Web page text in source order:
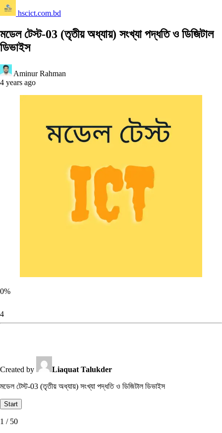
hscict.com.bd
মডেল টেস্ট-03 (তৃতীয় অধ্যায়) সংখ্যা পদ্ধতি ও ডিজিটাল
ডিভাইস
Aminur Rahman
4 years ago
0%
4
Created by
Liaquat Talukder
মডেল টেস্ট-03 (তৃতীয় অধ্যায়) সংখ্যা পদ্ধতি ও ডিজিটাল ডিভাইস
1 / 50